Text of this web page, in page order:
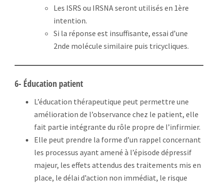
Les ISRS ou IRSNA seront utilisés en 1ère
intention.
Si la réponse est insuffisante, essai d’une
2nde molécule similaire puis tricycliques.
6- Éducation patient
L’éducation thérapeutique peut permettre une
amélioration de l’observance chez le patient, elle
fait partie intégrante du rôle propre de l’infirmier.
Elle peut prendre la forme d’un rappel concernant
les processus ayant amené à l’épisode dépressif
majeur, les effets attendus des traitements mis en
place, le délai d’action non immédiat, le risque